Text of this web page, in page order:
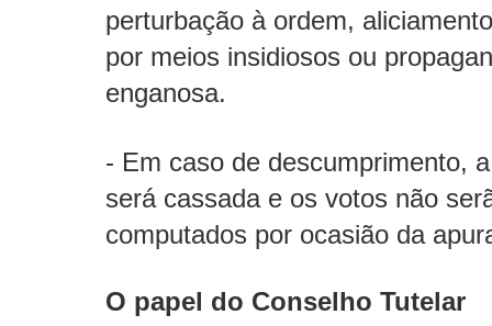
perturbação à ordem,
por meios insidiosos ou
enganosa.
- Em caso de descumprimento,
será cassada e os votos não
computados por ocasião da
O papel do Conselho Tutelar